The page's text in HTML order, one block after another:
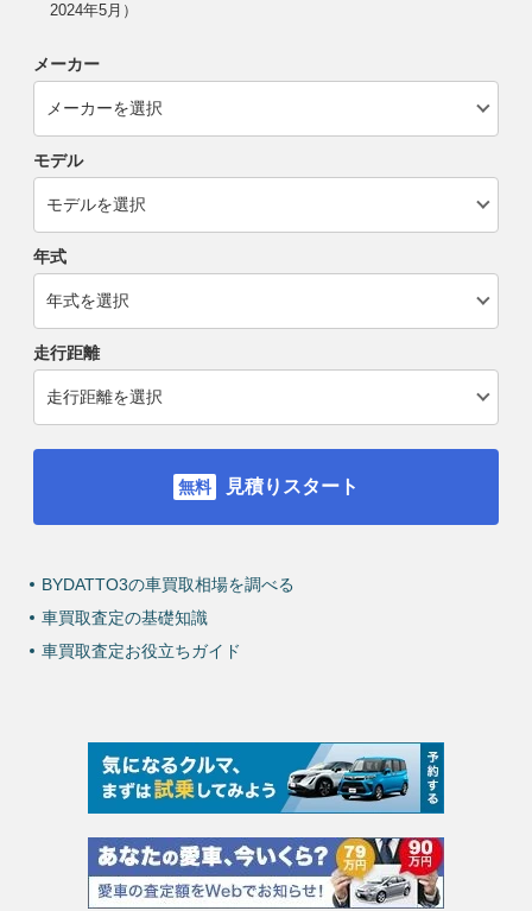
2024年5月）
メーカー
モデル
年式
走行距離
見積りスタート
BYDATTO3の車買取相場を調べる
車買取査定の基礎知識
車買取査定お役立ちガイド